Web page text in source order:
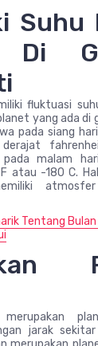
Suhu
Di
fluktuasi
yang ada di
pada siang
malam
atau -180 C.
Tentang Bulan
merupakan
jarak